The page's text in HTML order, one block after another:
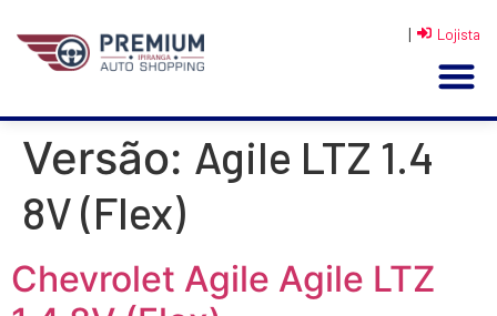
| Lojista
Versão: Agile LTZ 1.4
8V (Flex)
Chevrolet Agile Agile LTZ